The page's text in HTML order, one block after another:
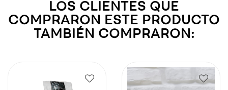
LOS CLIENTES QUE
COMPRARON ESTE PRODUCTO
TAMBIÉN COMPRARON: